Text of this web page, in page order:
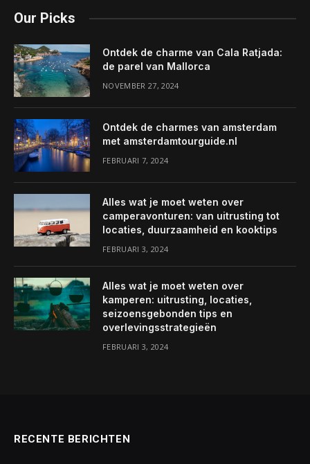
Our Picks
Ontdek de charme van Cala Ratjada:
de parel van Mallorca
NOVEMBER 27, 2024
Ontdek de charmes van amsterdam
met amsterdamtourguide.nl
FEBRUARI 7, 2024
Alles wat je moet weten over
camperavonturen: van uitrusting tot
locaties, duurzaamheid en kooktips
FEBRUARI 3, 2024
Alles wat je moet weten over
kamperen: uitrusting, locaties,
seizoensgebonden tips en
overlevingsstrategieën
FEBRUARI 3, 2024
RECENTE BERICHTEN